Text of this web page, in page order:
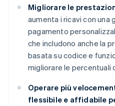
Migliorare le
aumenta i ricavi con una
pagamento
che includono anche la
basata su codice e
migliorare le percentuali
Operare più
flessibile e affidabile